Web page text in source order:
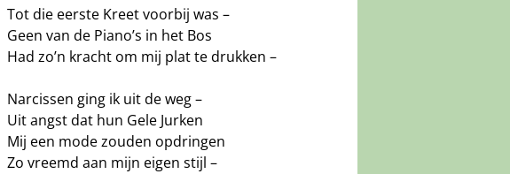
Tot die eerste Kreet voorbij was –
Geen van de Piano’s in het Bos
Had zo’n kracht om mij plat te drukken –
Narcissen ging ik uit de weg –
Uit angst dat hun Gele Jurken
Mij een mode zouden opdringen
Zo vreemd aan mijn eigen stijl –